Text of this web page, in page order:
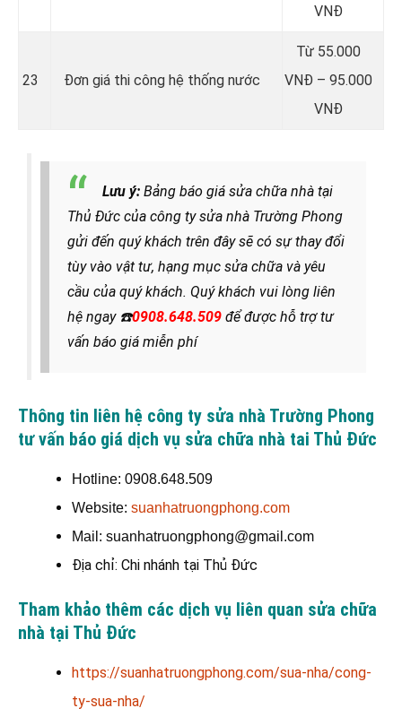
VNĐ
23 Đơn giá thi công hệ thống nước
Từ 55.000
VNĐ – 95.000
VNĐ
Lưu ý: Bảng báo giá sửa chữa nhà tại
Thủ Đức của công ty sửa nhà Trường Phong
gửi đến quý khách trên đây sẽ có sự thay đổi
tùy vào vật tư, hạng mục sửa chữa và yêu
cầu của quý khách. Quý khách vui lòng liên
hệ ngay ☎️0908.648.509 để được hỗ trợ tư
vấn báo giá miễn phí
Thông tin liên hệ công ty sửa nhà Trường Phong
tư vấn báo giá dịch vụ sửa chữa nhà tai Thủ Đức
Hotline: 0908.648.509
Website: suanhatruongphong.com
Mail: suanhatruongphong@gmail.com
Địa chỉ: Chi nhánh tại Thủ Đức
Tham khảo thêm các dịch vụ liên quan sửa chữa
nhà tại Thủ Đức
https://suanhatruongphong.com/sua-nha/cong-
ty-sua-nha/